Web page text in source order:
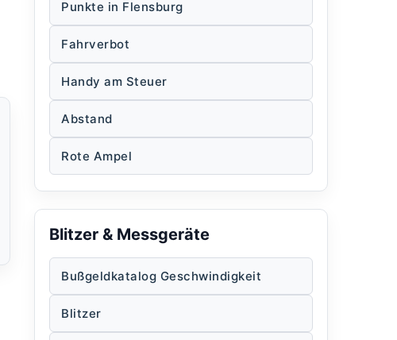
Punkte in Flensburg
Fahrverbot
Handy am Steuer
Abstand
Rote Ampel
Blitzer & Messgeräte
Bußgeldkatalog Geschwindigkeit
Blitzer